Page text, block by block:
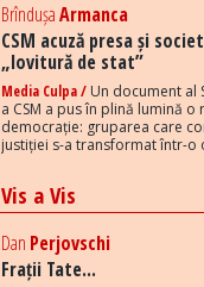
BrîndușaArmanca
CSM acuză presa și
„lovitură de stat”
Media Culpa / Un document al
a CSM a pus în plină lumină
democrație: gruparea care
justiției s-a transformat într-o
Vis a Vis
Dan Perjovschi
Frații Tate...